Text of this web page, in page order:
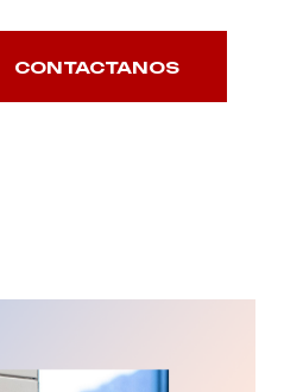
CONTACTANOS